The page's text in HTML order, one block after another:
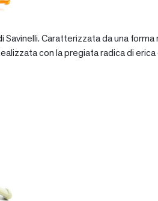
Savinelli. Caratterizzata da una
con la pregiata radica di erica